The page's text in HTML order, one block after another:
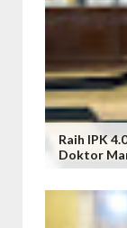
Raih IPK
Doktor